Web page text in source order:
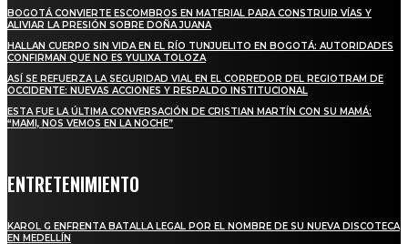
BOGOTÁ CONVIERTE ESCOMBROS EN MATERIAL PARA CONSTRUIR VÍAS Y
ALIVIAR LA PRESIÓN SOBRE DOÑA JUANA
HALLAN CUERPO SIN VIDA EN EL RÍO TUNJUELITO EN BOGOTÁ: AUTORIDADES
CONFIRMAN QUE NO ES YULIXA TOLOZA
ASÍ SE REFUERZA LA SEGURIDAD VIAL EN EL CORREDOR DEL REGIOTRAM DE
OCCIDENTE: NUEVAS ACCIONES Y RESPALDO INSTITUCIONAL
ESTA FUE LA ÚLTIMA CONVERSACIÓN DE CRISTIAN MARTÍN CON SU MAMÁ:
“MAMI, NOS VEMOS EN LA NOCHE”
ENTRETENIMIENTO
KAROL G ENFRENTA BATALLA LEGAL POR EL NOMBRE DE SU NUEVA DISCOTECA
EN MEDELLÍN